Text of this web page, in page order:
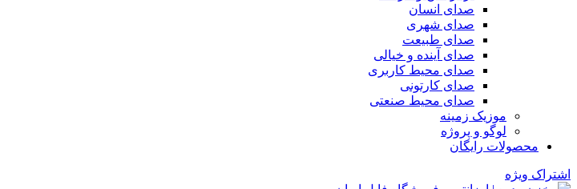
صدای انسان
صدای شهری
صدای طبیعت
صدای آینده و خیالی
صدای محیط کاربری
صدای کارتونی
صدای محیط صنعتی
موزیک زمینه
لوگو و پروژه
محصولات رایگان
اشتراک ویژه